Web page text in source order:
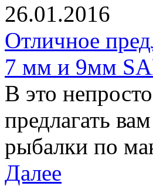
26.01.2016
Отличное
7 мм и 9мм
В это
предлагать
рыбалки по
Далее